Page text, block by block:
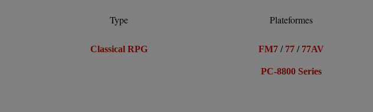
Type
Classical RPG
Plateformes
FM7 / 77 / 77AV
PC-8800 Series